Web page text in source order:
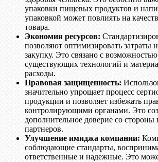
упаковки пищевых продуктов и
упаковкой может повлиять на
товара.
Экономия ресурсов:
позволяют оптимизировать затраты
закупку. Это связано с
существующих технологий и
расходы.
Правовая защищенность:
значительно упрощает процесс
продукции и позволяет избежать
контролирующими органами. Это
дополнительное доверие со стороны
партнеров.
Улучшение имиджа компании:
соблюдающие стандарты,
ответственные и надежные. Это